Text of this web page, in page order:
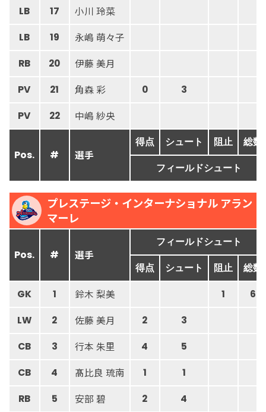
LB 17 小川 玲菜
LB 19 永嶋 萌々子
RB 20 伊藤 美月
PV 21 角森 彩 0 3
PV 22 中嶋 紗央
Pos. # 選手
得点 シュート 阻止 総数
フィールドシュート
プレステージ・インターナショナル アラン
マーレ
Pos. # 選手
フィールドシュート
得点 シュート 阻止 総数
GK 1 鈴木 梨美 1 6
LW 2 佐藤 美月 2 3
CB 3 行本 朱里 4 5
CB 4 髙比良 琉南 1 1
RB 5 安部 碧 2 4